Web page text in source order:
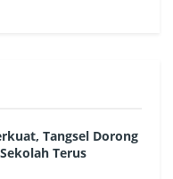
Tangsel Dorong
Terus